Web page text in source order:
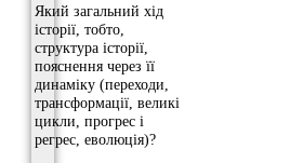
Який загальний хід
історії, тобто,
структура історії,
пояснення через її
динаміку (переходи,
трансформації, великі
цикли, прогрес і
регрес, еволюція)?